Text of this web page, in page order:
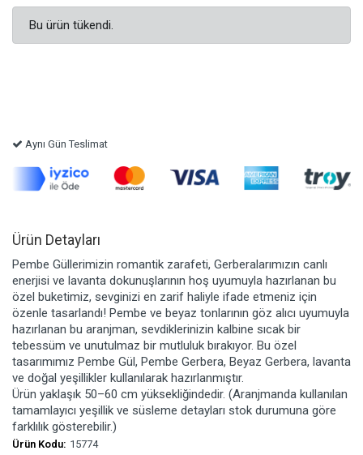
Bu ürün tükendi.
Aynı Gün Teslimat
Ürün Detayları
Pembe Güllerimizin romantik zarafeti, Gerberalarımızın canlı
enerjisi ve lavanta dokunuşlarının hoş uyumuyla hazırlanan bu
özel buketimiz, sevginizi en zarif haliyle ifade etmeniz için
özenle tasarlandı! Pembe ve beyaz tonlarının göz alıcı uyumuyla
hazırlanan bu aranjman, sevdiklerinizin kalbine sıcak bir
tebessüm ve unutulmaz bir mutluluk bırakıyor. Bu özel
tasarımımız Pembe Gül, Pembe Gerbera, Beyaz Gerbera, lavanta
ve doğal yeşillikler kullanılarak hazırlanmıştır.
Ürün yaklaşık 50–60 cm yüksekliğindedir. (Aranjmanda kullanılan
tamamlayıcı yeşillik ve süsleme detayları stok durumuna göre
farklılık gösterebilir.)
Ürün Kodu: 15774